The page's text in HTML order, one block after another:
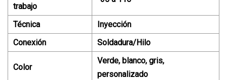
trabajo
Técnica
Inyección
Conexión
Soldadura/Hilo
Color
Verde, blanco, gris,
personalizado